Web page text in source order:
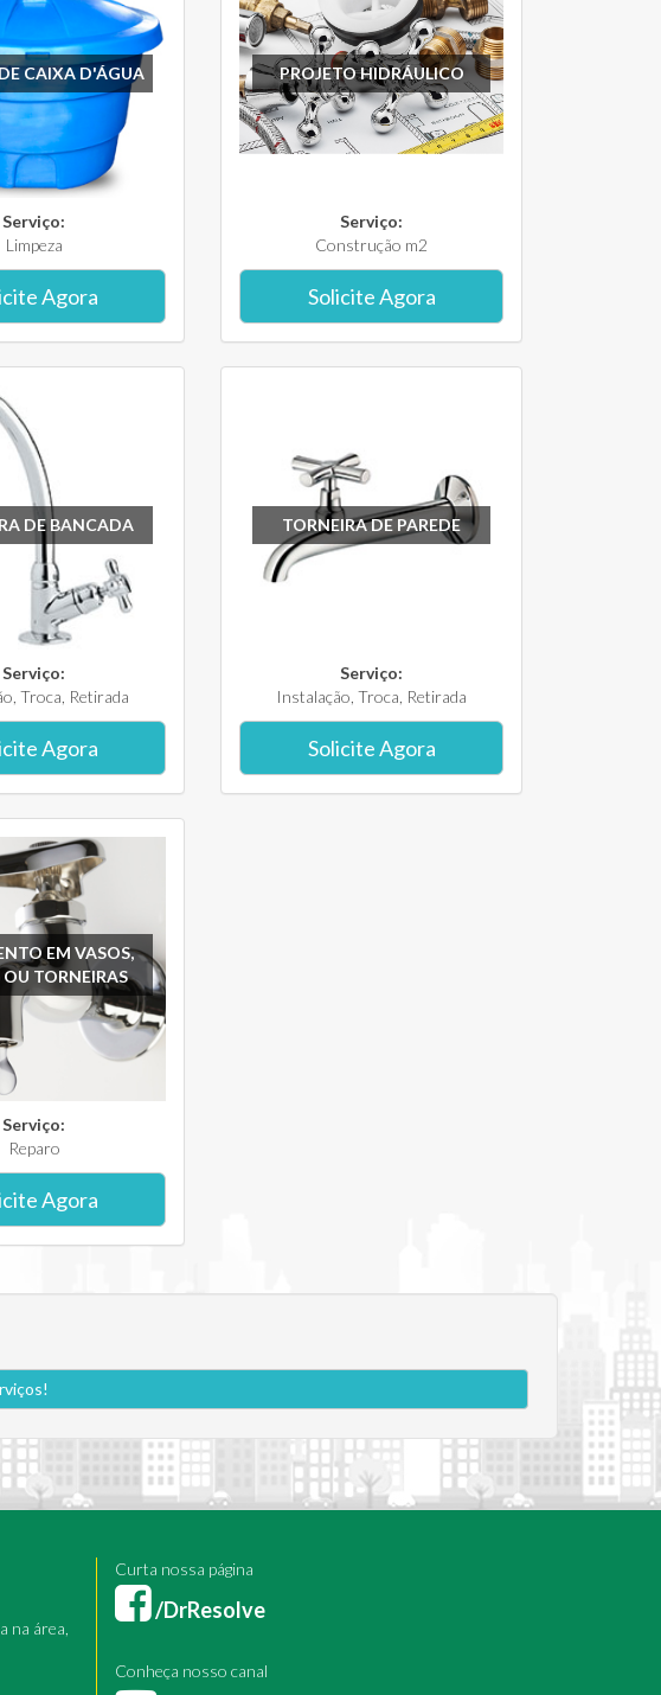
CAIXA D'ÁGUA
Serviço:
Limpeza
Agora
PROJETO HIDRÁULICO
Serviço:
Construção m2
Solicite Agora
DE BANCADA
Serviço:
Troca, Retirada
Agora
TORNEIRA DE PAREDE
Serviço:
Instalação, Troca, Retirada
Solicite Agora
EM VASOS,
TORNEIRAS
Serviço:
Reparo
Agora
na área,
Curta nossa página
/DrResolve
Conheça nosso canal